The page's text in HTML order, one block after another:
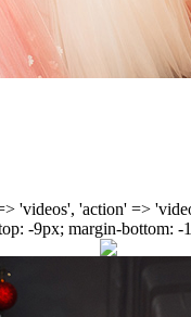
'videos', 'action' =>
-9px; margin-bottom: